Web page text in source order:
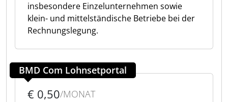
insbesondere Einzelunternehmen sowie
klein- und mittelständische Betriebe bei der
Rechnungslegung.
BMD Com Lohnsetportal
€ 0,50/MONAT